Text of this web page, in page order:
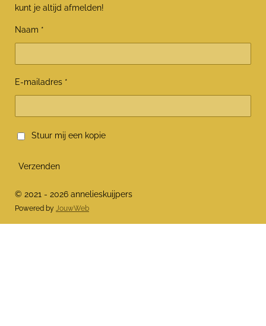
kunt je altijd afmelden!
Naam *
E-mailadres *
Stuur mij een kopie
Verzenden
© 2021 - 2026 annelieskuijpers
Powered by JouwWeb